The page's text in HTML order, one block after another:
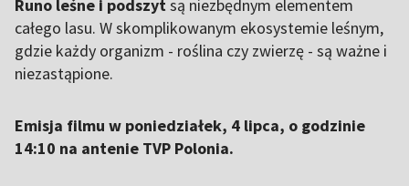
Runo leśne i podszytsą niezbędnym elementem
całego lasu. W skomplikowanym ekosystemie leśnym,
gdzie każdy organizm - roślina czy zwierzę - są ważne i
niezastąpione.
Emisja filmu w poniedziałek, 4 lipca, o godzinie
14:10 na antenie TVP Polonia.